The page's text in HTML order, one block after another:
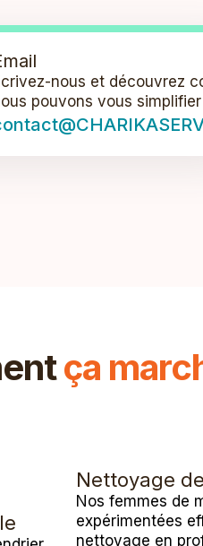
nous et découvrez
pouvons vous
ça
Nettoyage
Nos femmes de
expérimentées
nettoyage en